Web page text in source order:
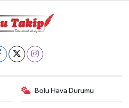
Bolu Hava Durumu